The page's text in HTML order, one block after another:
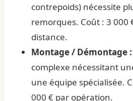
contrepoids) nécessite
remorques. Coût : 3 000
distance.
Montage / Démontage :
complexe nécessitant
une équipe spécialisée.
000 € par opération.